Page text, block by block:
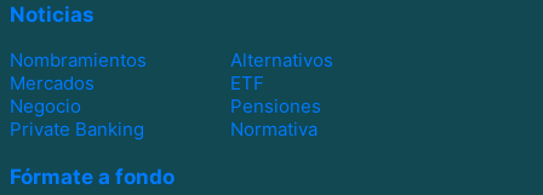
Noticias
Nombramientos
Alternativos
Mercados
ETF
Negocio
Pensiones
Private Banking
Normativa
Fórmate a fondo